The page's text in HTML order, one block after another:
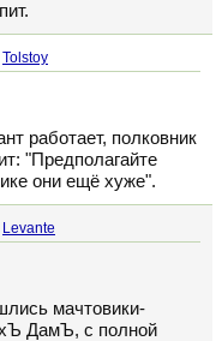
Tolstoy
работает, полковник
"Предполагайте
они ещё хуже".
Levante
мачтовики-
ДамЪ, с полной